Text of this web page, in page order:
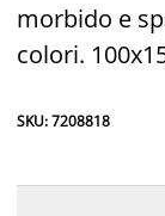
morbido e
colori.
SKU: 7208818